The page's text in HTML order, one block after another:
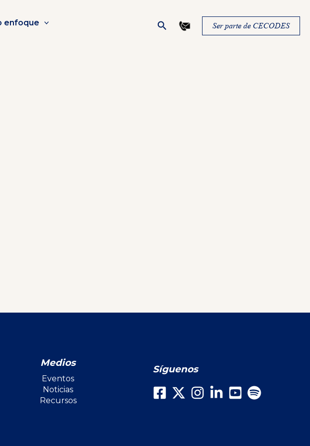
enfoque
Buscar Ser parte de CECODES
Medios
Eventos
Noticias
Recursos
Síguenos